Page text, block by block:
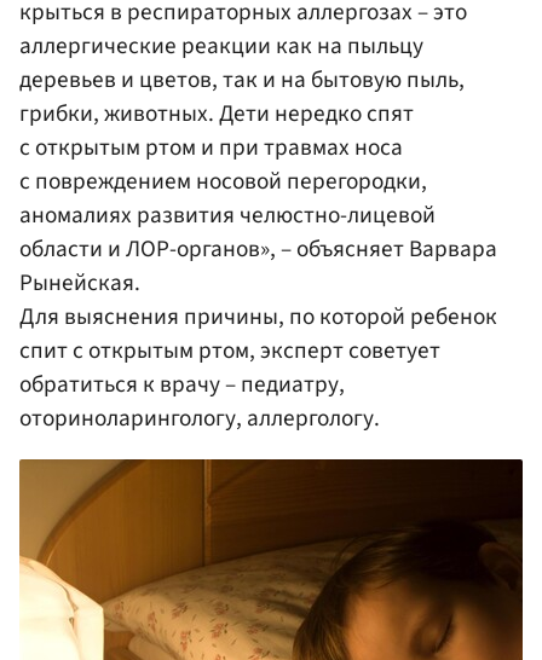
крыться в респираторных аллергозах – это
аллергические реакции как на пыльцу
деревьев и цветов, так и на бытовую пыль,
грибки, животных. Дети нередко спят
с открытым ртом и при травмах носа
с повреждением носовой перегородки,
аномалиях развития челюстно-лицевой
области и ЛОР-органов», – объясняет Варвара
Рынейская.
Для выяснения причины, по которой ребенок
спит с открытым ртом, эксперт советует
обратиться к врачу – педиатру,
оториноларингологу, аллергологу.